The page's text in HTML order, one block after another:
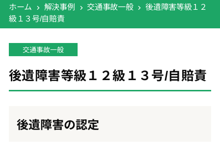
ホーム 解決事例 交通事故一般
後遺障害等級１２
級１３号/自賠責
交通事故一般
後遺障害等級１２級１３号/自賠責
後遺障害の認定